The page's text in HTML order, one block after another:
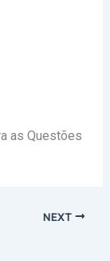
as Questões
NEXT